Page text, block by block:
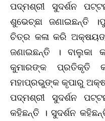
ପଦ୍ମଶ୍ରୀ ସୁଦର୍ଶନ
ଶୁଭେଚ୍ଛା ଜଣାଇଛନ୍ତି
ଚିତ୍ର କଳା କରି
ଜଣାଇଛନ୍ତି । ବାଲୁକା
କୁମାରଙ୍କ ପ୍ରତିକୃତି
ମହାପ୍ରଭୁଙ୍କ କୃପାରୁ
ପଦ୍ମଶ୍ରୀ ସୁଦର୍ଶନ
କହିଛନ୍ତି । ସୁଦର୍ଶନ